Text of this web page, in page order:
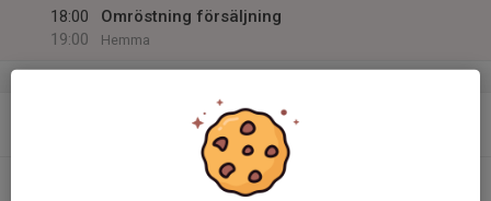
18:00
19:00
Omröstning försäljning
Hemma